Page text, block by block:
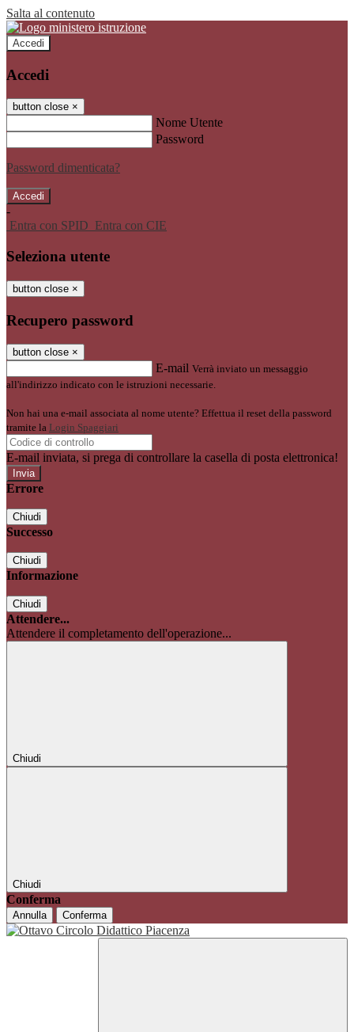
Salta al contenuto
Accedi
Accedi
button close ×
Nome Utente
Password
Password dimenticata?
-
Entra con SPID Entra con CIE
Seleziona utente
button close ×
Recupero password
button close ×
E-mail Verrà inviato un messaggio
all'indirizzo indicato con le istruzioni necessarie.
Non hai una e-mail associata al nome utente? Effettua il reset della password
tramite la Login Spaggiari
E-mail inviata, si prega di controllare la casella di posta elettronica!
Errore
Chiudi
Successo
Chiudi
Informazione
Chiudi
Attendere...
Attendere il completamento dell'operazione...
Chiudi
Chiudi
Conferma
Annulla Conferma